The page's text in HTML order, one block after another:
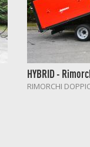
HYBRID -
RIMORCHI